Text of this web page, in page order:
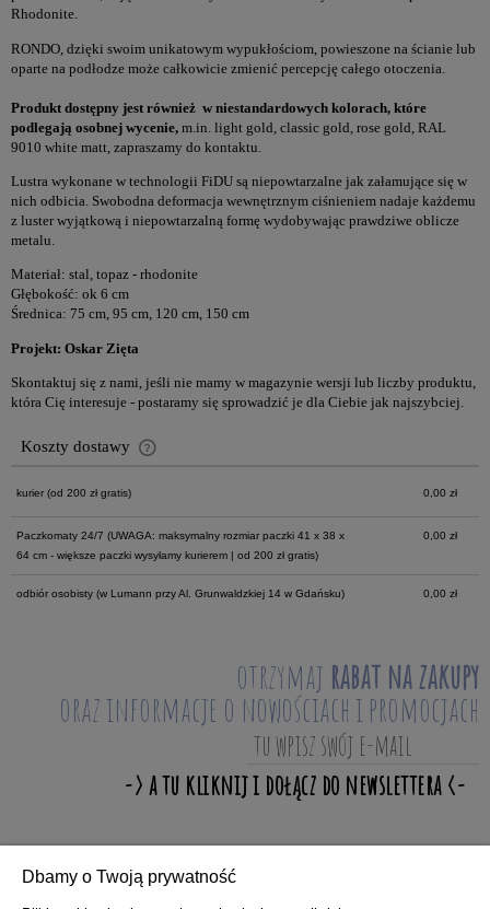
Rhodonite.
RONDO, dzięki swoim unikatowym wypukłościom, powieszone na ścianie lub
oparte na podłodze może całkowicie zmienić percepcję całego otoczenia.
Produkt dostępny jest również w niestandardowych kolorach, które
podlegają osobnej wycenie, m.in. light gold, classic gold, rose gold, RAL
9010 white matt, zapraszamy do kontaktu.
Lustra wykonane w technologii FiDU są niepowtarzalne jak załamujące się w
nich odbicia. Swobodna deformacja wewnętrznym ciśnieniem nadaje każdemu
z luster wyjątkową i niepowtarzalną formę wydobywając prawdziwe oblicze
metalu.
Materiał: stal, topaz - rhodonite
Głębokość: ok 6 cm
Średnica: 75 cm, 95 cm, 120 cm, 150 cm
Projekt: Oskar Zięta
Skontaktuj się z nami, jeśli nie mamy w magazynie wersji lub liczby produktu,
która Cię interesuje - postaramy się sprowadzić je dla Ciebie jak najszybciej.
Koszty dostawy
Cena nie zawiera ewentualnych kosztów płatności
kurier (od 200 zł gratis) 0,00 zł
Paczkomaty 24/7 (UWAGA: maksymalny rozmiar paczki 41 x 38 x
64 cm - większe paczki wysyłamy kurierem | od 200 zł gratis)
0,00 zł
odbiór osobisty (w Lumann przy Al. Grunwaldzkiej 14 w Gdańsku) 0,00 zł
otrzymaj rabat na zakupy
oraz informacje o nowościach i promocjach
ZAKUPY
Dbamy o Twoją prywatność